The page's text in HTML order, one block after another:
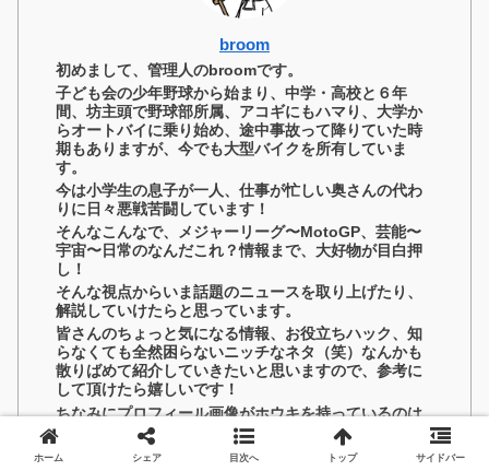
broom
初めまして、管理人のbroomです。
子ども会の少年野球から始まり、中学・高校と６年
間、坊主頭で野球部所属、アコギにもハマり、大学か
らオートバイに乗り始め、途中事故って降りていた時
期もありますが、今でも大型バイクを所有していま
す。
今は小学生の息子が一人、仕事が忙しい奥さんの代わ
りに日々悪戦苦闘しています！
そんなこんなで、メジャーリーグ〜MotoGP、芸能〜
宇宙〜日常のなんだこれ？情報まで、大好物が目白押
し！
そんな視点からいま話題のニュースを取り上げたり、
解説していけたらと思っています。
皆さんのちょっと気になる情報、お役立ちハック、知
らなくても全然困らないニッチなネタ（笑）なんかも
散りばめて紹介していきたいと思いますので、参考に
して頂けたら嬉しいです！
ちなみにプロフィール画像がホウキを持っているのは
空を飛ぶためではなく、毎日部屋をキチンと掃除して
いますというアピールです（笑）
ホーム シェア 目次へ トップ サイドバー